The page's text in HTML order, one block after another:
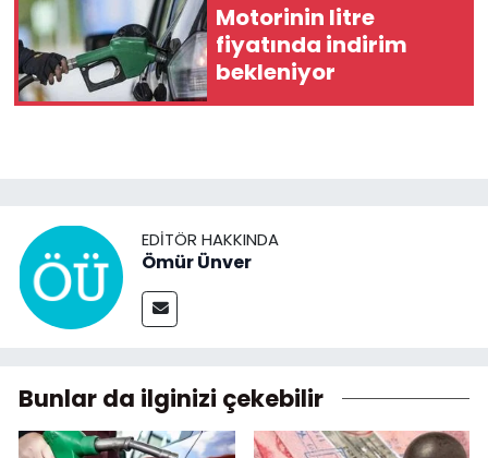
Motorinin litre
fiyatında indirim
bekleniyor
EDITÖR HAKKINDA
Ömür Ünver
Bunlar da ilginizi çekebilir